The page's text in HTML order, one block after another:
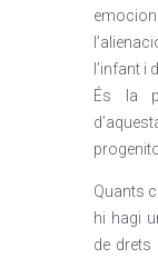
l’infant i
És la
Quants
hi hagi
de